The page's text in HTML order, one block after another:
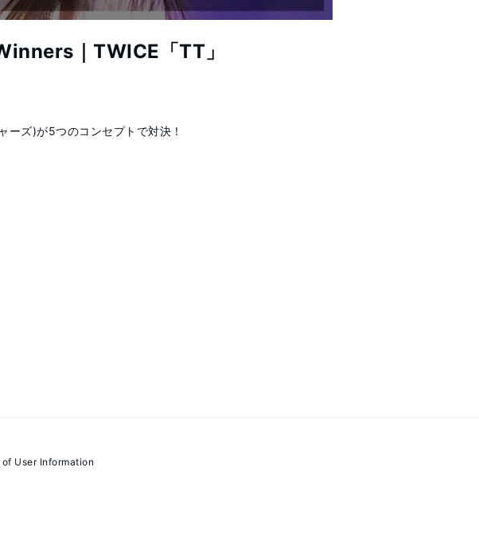
｜TWICE「TT」
ーズ)が5つのコンセプトで対決！
User Information